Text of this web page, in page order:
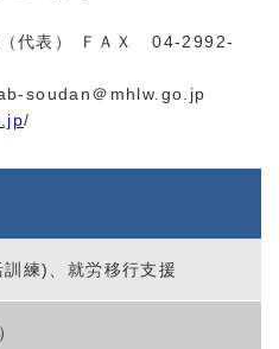
表） ＦＡＸ 04-2992-
＠mhlw.go.jp
/
練)、就労移行支援